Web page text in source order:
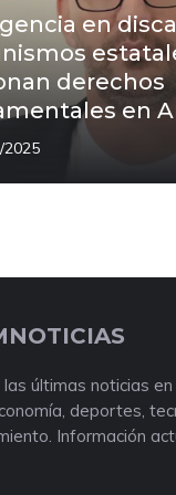
en
derechos
en
2025
las últimas noticias
deportes,
Información